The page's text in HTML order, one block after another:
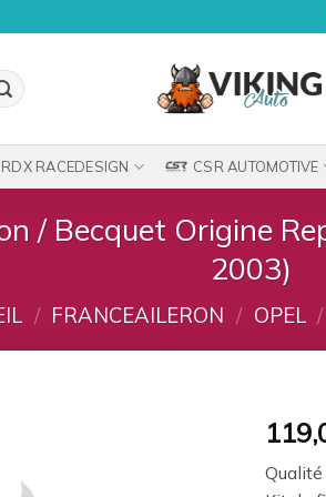
RDX RACEDESIGN CSR AUTOMOTIVE
/ Becquet Origine
2003)
/ FRANCEAILERON / OPEL /
Qualité